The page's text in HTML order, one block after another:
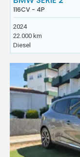
116CV - 4P
2024
22.000 km
Diesel